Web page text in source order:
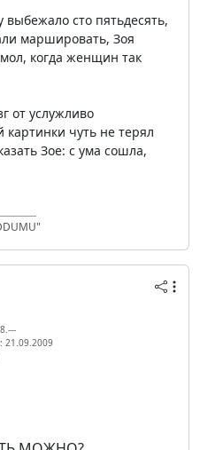
сто пятьдесять,
маршировать, Зоя
когда женщин так
от услужливо
чуть не терял
Зое: с ума сошла,
21.09.2009